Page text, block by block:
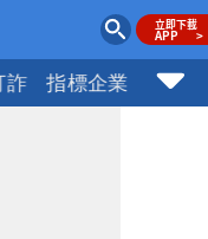
詐 指標企業 壹蘋